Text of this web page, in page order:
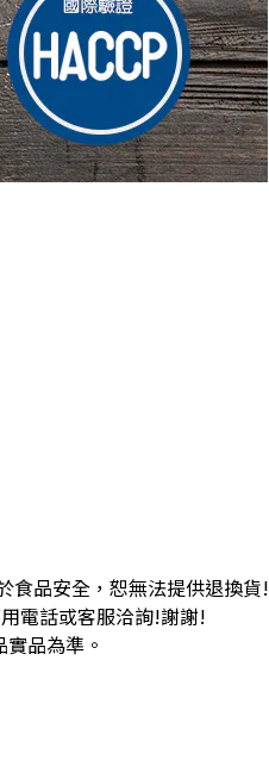
食品安全，恕無法提供退換貨!
電話或客服洽詢!謝謝!
品為準。